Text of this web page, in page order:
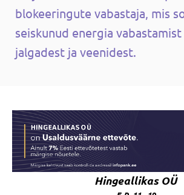
blokeeringute vabastaja, mis
seiskunud energia
jalgadest ja veenidest.
Hingeallikas OÜ